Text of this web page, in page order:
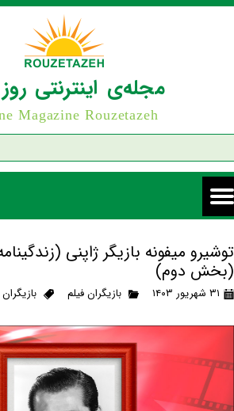
مجله‌ی اینترنتی
Magazine Rouzetazeh
توشیرو میفونه بازیگر ژاپنی
(بخش دوم)
۳۱ شهریور ۱۴۰۳ بازیگران فیلم